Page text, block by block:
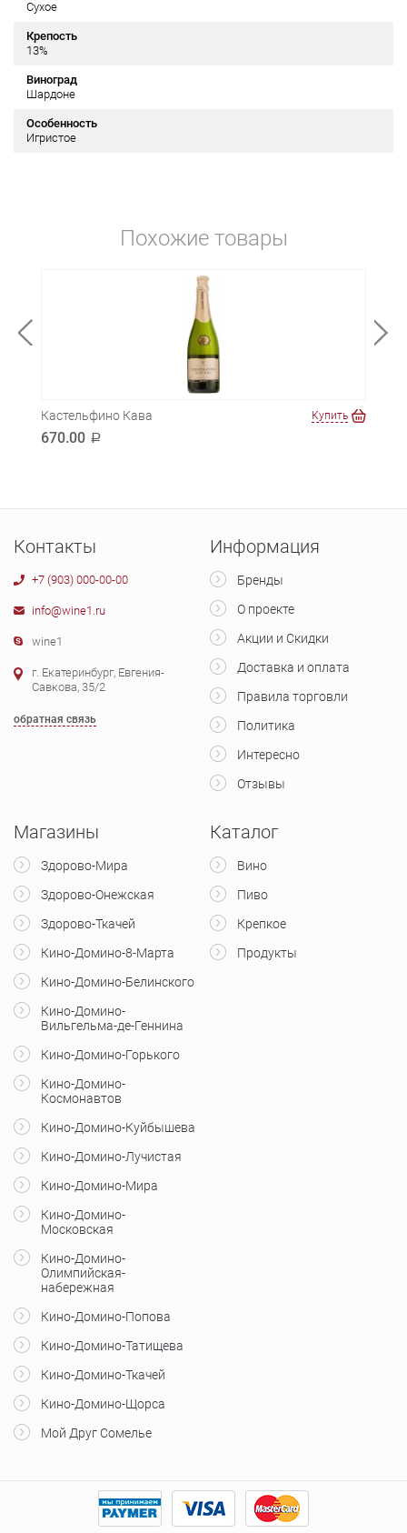
Сухое
Крепость
13%
Виноград
Шардоне
Особенность
Игристое
Похожие товары
Кастельфино Кава
670.00 a
Купить
Контакты
+7 (903) 000-00-00
info@wine1.ru
wine1
г. Екатеринбург, Евгения-
Савкова, 35/2
обратная связь
Информация
Бренды
О проекте
Акции и Скидки
Доставка и оплата
Правила торговли
Политика
Интересно
Отзывы
Магазины
Здорово-Мира
Здорово-Онежская
Здорово-Ткачей
Кино-Домино-8-Марта
Кино-Домино-Белинского
Кино-Домино-
Вильгельма-де-Геннина
Кино-Домино-Горького
Кино-Домино-
Космонавтов
Кино-Домино-Куйбышева
Кино-Домино-Лучистая
Кино-Домино-Мира
Кино-Домино-
Московская
Кино-Домино-
Олимпийская-
набережная
Кино-Домино-Попова
Кино-Домино-Татищева
Кино-Домино-Ткачей
Кино-Домино-Щорса
Мой Друг Сомелье
Каталог
Вино
Пиво
Крепкое
Продукты